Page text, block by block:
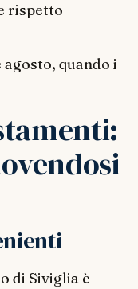
rispetto
quando i
di Siviglia è